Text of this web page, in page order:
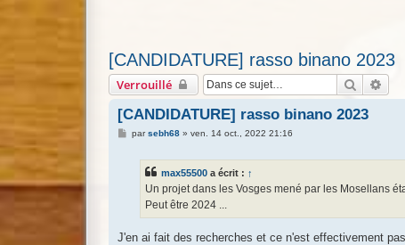
[CANDIDATURE] rasso binano 2023
Verrouillé
[CANDIDATURE] rasso binano 2023
Mparsebh68» ven. 14 oct., 2022 21:16
max55500 a écrit : ↑
Un projet dans les Vosges mené par les Mosellans
Peut être 2024 ...
J'en ai fait des recherches et ce n'est effectivement